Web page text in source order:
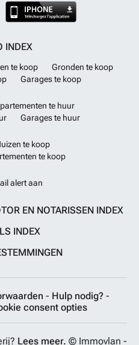
INDEX
te koop
Gronden te koop
Garages te koop
te huur
Garages te huur
te koop
te koop
alert aan
EN NOTARISSEN INDEX
INDEX
- Hulp nodig? -
consent opties
Lees meer. © Immovlan -